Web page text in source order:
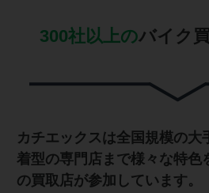
300社以上のバイク
カチエックスは全国規模の大
着型の専門店まで様々な特色
の買取店が参加しています。